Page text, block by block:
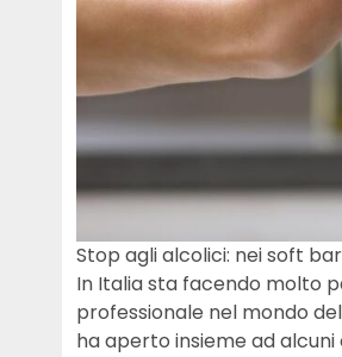
Stop agli alcolici: nei soft
In Italia sta facendo molto
professionale nel mondo
ha aperto insieme ad